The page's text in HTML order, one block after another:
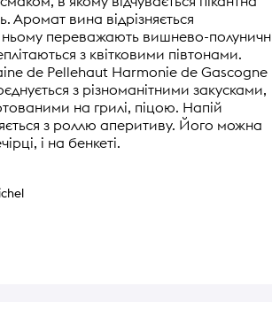
Аромат вина відрізняється
ньому переважають вишнево-
з квітковими півтонами.
de Pellehaut Harmonie de Gascogne
з різноманітними закусками,
на грилі, піцою. Напій
з роллю аперитиву. Його можна
і на бенкеті.